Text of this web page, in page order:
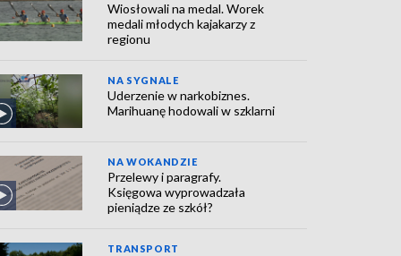
Wiosłowali na medal. Worek
medali młodych kajakarzy z
regionu
NA SYGNALE
Uderzenie w narkobiznes.
Marihuanę hodowali w szklarni
NA WOKANDZIE
Przelewy i paragrafy.
Księgowa wyprowadzała
pieniądze ze szkół?
TRANSPORT